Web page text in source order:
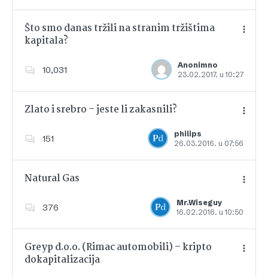
Što smo danas tržili na stranim tržištima
kapitala?
10,031
Anonimno
23.02.2017. u 10:27
Dodajte u favorite
Zlato i srebro – jeste li zakasnili?
151
philips
26.03.2016. u 07:56
Dodajte u favorite
Natural Gas
376
Mr.Wiseguy
16.02.2016. u 10:50
Dodajte u favorite
Greyp d.o.o. (Rimac automobili) – kripto
dokapitalizacija